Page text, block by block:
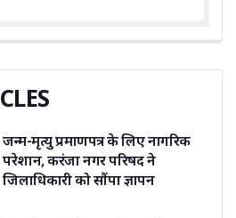
जन्म-मृत्यु प्रमाणपत्र के लिए नागरिक
परेशान, करंजा नगर परिषद ने
जिलाधिकारी को सौंपा ज्ञापन